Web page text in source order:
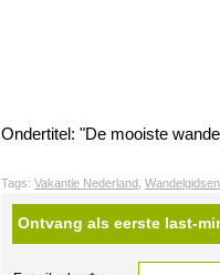
Ondertitel: "De mooiste
Tags: Vakantie Nederland Wandelgidsen
Ontvang als eerste last-